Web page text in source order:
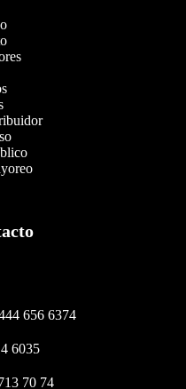
656 6374
6035
70 74